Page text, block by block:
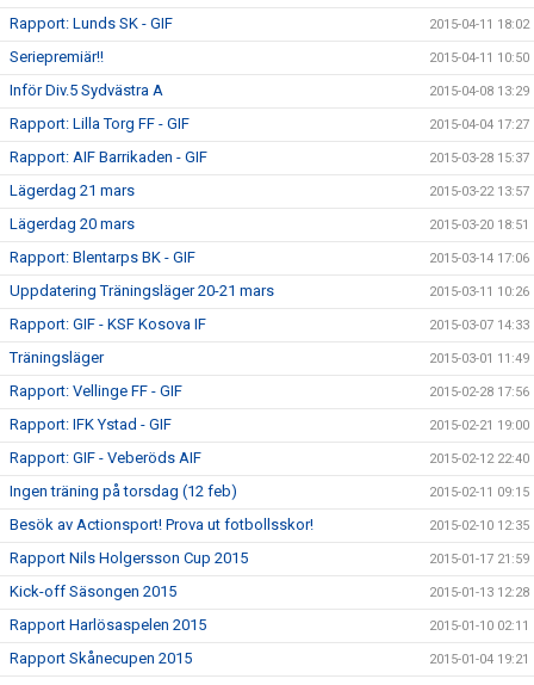
Rapport: Lunds SK - GIF 2015-04-11 18:02
Seriepremiär!! 2015-04-11 10:50
Inför Div.5 Sydvästra A 2015-04-08 13:29
Rapport: Lilla Torg FF - GIF 2015-04-04 17:27
Rapport: AIF Barrikaden - GIF 2015-03-28 15:37
Lägerdag 21 mars 2015-03-22 13:57
Lägerdag 20 mars 2015-03-20 18:51
Rapport: Blentarps BK - GIF 2015-03-14 17:06
Uppdatering Träningsläger 20-21 mars 2015-03-11 10:26
Rapport: GIF - KSF Kosova IF 2015-03-07 14:33
Träningsläger 2015-03-01 11:49
Rapport: Vellinge FF - GIF 2015-02-28 17:56
Rapport: IFK Ystad - GIF 2015-02-21 19:00
Rapport: GIF - Veberöds AIF 2015-02-12 22:40
Ingen träning på torsdag (12 feb) 2015-02-11 09:15
Besök av Actionsport! Prova ut fotbollsskor! 2015-02-10 12:35
Rapport Nils Holgersson Cup 2015 2015-01-17 21:59
Kick-off Säsongen 2015 2015-01-13 12:28
Rapport Harlösaspelen 2015 2015-01-10 02:11
Rapport Skånecupen 2015 2015-01-04 19:21